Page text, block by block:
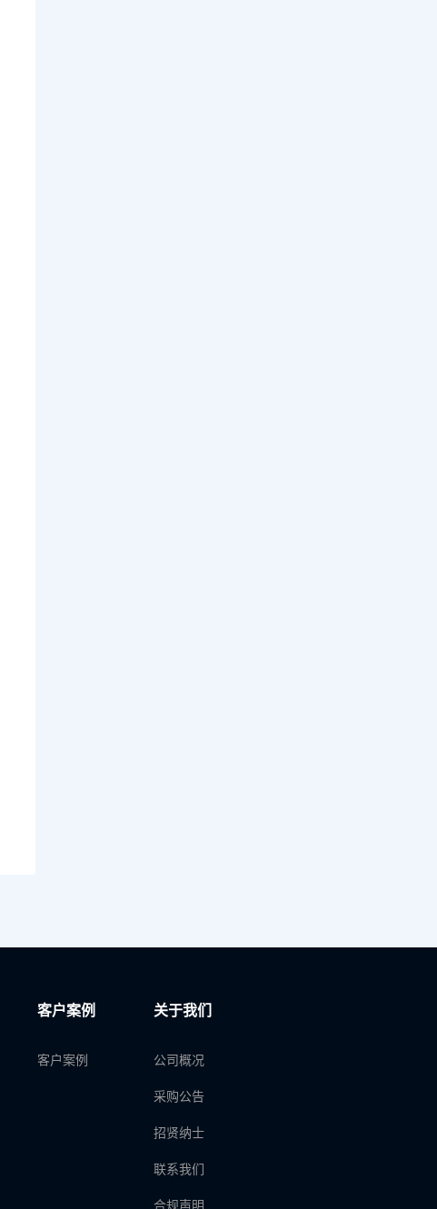
客户案例
客户案例
关于我们
公司概况
采购公告
招贤纳士
联系我们
合规声明